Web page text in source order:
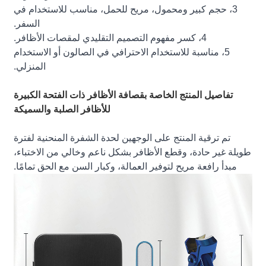
3، حجم كبير ومحمول، مريح للحمل، مناسب للاستخدام في
السفر.
4، كسر مفهوم التصميم التقليدي لمقصات الأظافر.
5، مناسبة للاستخدام الاحترافي في الصالون أو الاستخدام
المنزلي.
تفاصيل المنتج الخاصة بقصافة الأظافر ذات الفتحة الكبيرة
للأظافر الصلبة والسميكة
تم ترقية المنتج على الوجهين لحدة الشفرة المنحنية لفترة
طويلة غير حادة، وقطع الأظافر بشكل ناعم وخالي من الاختباء،
مبدأ رافعة مريح لتوفير العمالة، وكبار السن مع الحق تمامًا.